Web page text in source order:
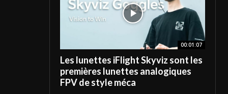
00:01:07
Les lunettes iFlight Skyviz sont les
premières lunettes analogiques
FPV de style méca